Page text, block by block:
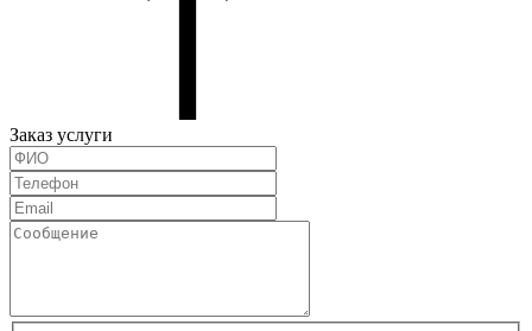
Заказ услуги